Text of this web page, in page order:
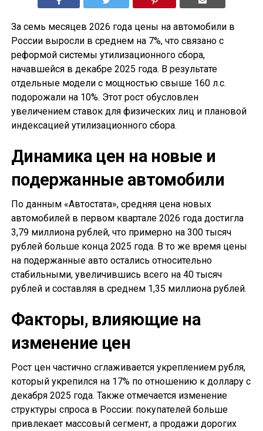
За семь месяцев 2026 года цены на автомобили в
России выросли в среднем на 7%, что связано с
реформой системы утилизационного сбора,
начавшейся в декабре 2025 года. В результате
отдельные модели с мощностью свыше 160 л.с.
подорожали на 10%. Этот рост обусловлен
увеличением ставок для физических лиц и плановой
индексацией утилизационного сбора.
Динамика цен на новые и
подержанные автомобили
По данным «Автостата», средняя цена новых
автомобилей в первом квартале 2026 года достигла
3,79 миллиона рублей, что примерно на 300 тысяч
рублей больше конца 2025 года. В то же время цены
на подержанные авто остались относительно
стабильными, увеличившись всего на 40 тысяч
рублей и составляя в среднем 1,35 миллиона рублей.
Факторы, влияющие на
изменение цен
Рост цен частично сглаживается укреплением рубля,
который укрепился на 17% по отношению к доллару с
декабря 2025 года. Также отмечается изменение
структуры спроса в России: покупателей больше
привлекает массовый сегмент, а продажи дорогих